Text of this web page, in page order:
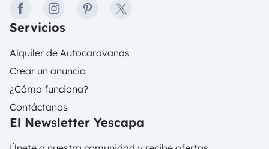
facebookinstagrampinteresttwitter
Servicios
Alquiler de Autocaravanas
Crear un anuncio
¿Cómo funciona?
Contáctanos
El Newsletter Yescapa